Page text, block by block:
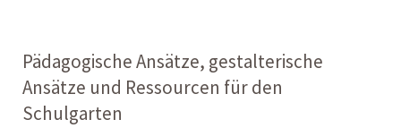
Pädagogische Ansätze, gestalterische
Ansätze und Ressourcen für den
Schulgarten